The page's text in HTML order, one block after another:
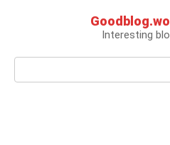
Interesting
Поиск: